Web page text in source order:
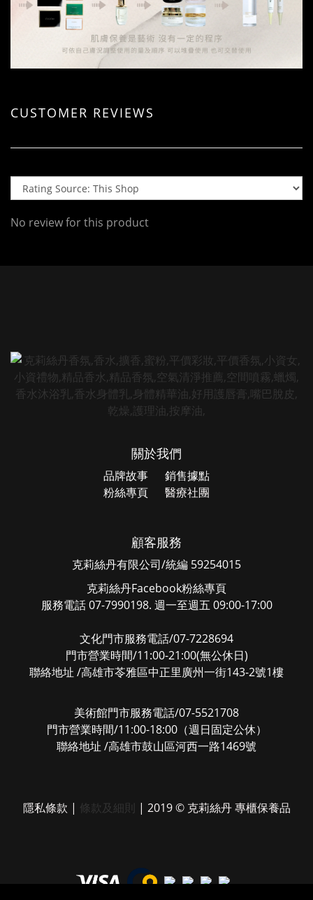
CUSTOMER REVIEWS
No review for this product
關於我們
品牌故事 銷售據點
粉絲專頁 醫療社團
顧客服務
克莉絲丹有限公司/統編 59254015
克莉絲丹Facebook粉絲專頁
服務電話 07-7990198. 週一至週五 09:00-17:00
文化門市服務電話/07-7228694
門市營業時間/11:00-21:00(無公休日)
聯絡地址 /高雄市苓雅區中正里廣州一街143-2號1樓
美術館門市服務電話/07-5521708
門市營業時間/11:00-18:00（週日固定公休）
聯絡地址 /高雄市鼓山區河西一路1469號
隱私條款 | 條款及細則 | 2019 © 克莉絲丹 專櫃保養品